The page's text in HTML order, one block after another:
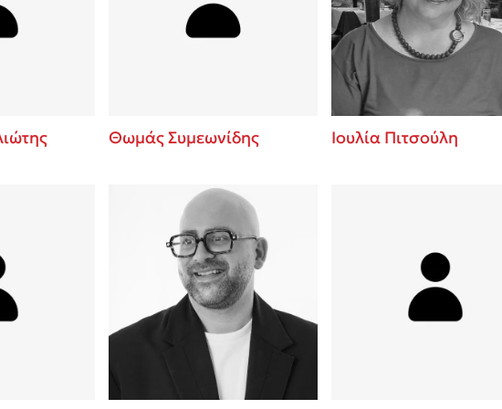
3 βιβλία που μπορείς να διαβάσεις σε
Εύκολη συνταγή για chicken BBQ pizza
από τον Άκη Πετρετζίκη!
Διακοπές με τα παιδιά: Η ανάγκη μας για
παύση σε μετωπική σύγκρουση με τη
τεστ και ανακάλυψε την τάση σου!
Θωμάς Συμεωνίδης Ιουλία Πιτσούλη